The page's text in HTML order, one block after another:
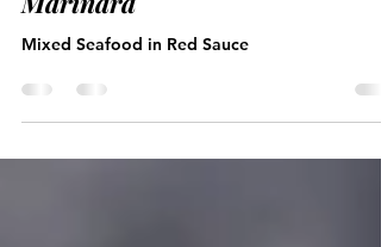
Zuppa di Pesce con Salsa
Marinara
Mixed Seafood in Red Sauce